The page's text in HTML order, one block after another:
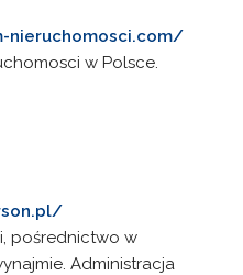
nieruchomosci.com/
w Polsce.
pośrednictwo w
Administracja